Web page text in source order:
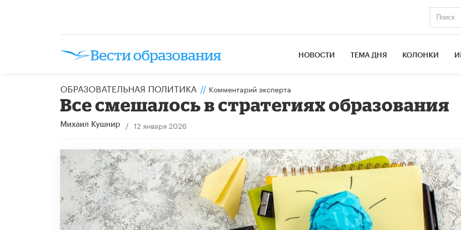
НОВОСТИ ТЕМА ДНЯ КОЛОНКИ
ОБРАЗОВАТЕЛЬНАЯ ПОЛИТИКА // Комментарий эксперта
Все смешалось в стратегиях образования
Михаил Кушнир / 12 января 2026